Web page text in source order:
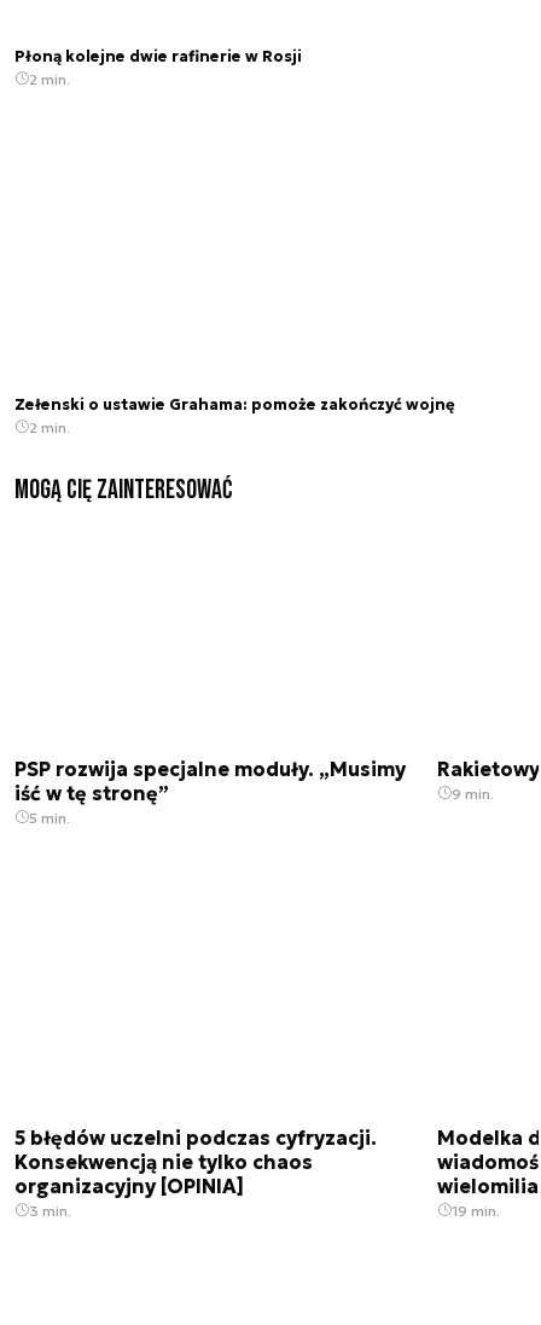
Płoną kolejne dwie rafinerie w Rosji
2 min.
Zełenski o ustawie Grahama: pomoże zakończyć wojnę
2 min.
Mogą Cię zainteresować
PSP rozwija specjalne moduły. „Musimy
iść w tę stronę”
5 min.
9 min.
5 błędów uczelni podczas cyfryzacji.
Konsekwencją nie tylko chaos
organizacyjny [OPINIA]
3 min.
Modelka
19 min.